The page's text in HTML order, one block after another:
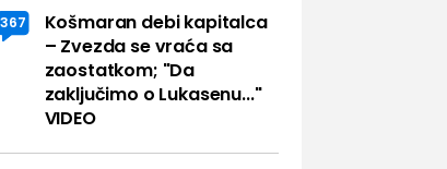
367
Košmaran debi kapitalca
– Zvezda se vraća sa
zaostatkom; "Da
zaključimo o Lukasenu..."
VIDEO